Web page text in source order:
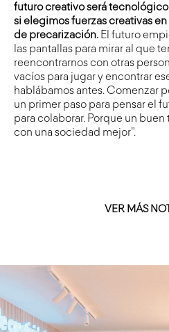
futuro creativo será
si elegimos fuerzas creativas
de precarización. El futuro
las pantallas para mirar al que
reencontrarnos con otras
vacíos para jugar y encontrar
hablábamos antes. Comenzar
un primer paso para pensar el
para colaborar. Porque un
con una sociedad mejor”.
VER MÁS